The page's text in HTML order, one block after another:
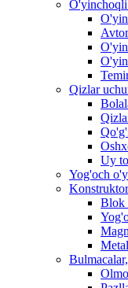
Qizlar
Uy
Yog'och
Blok